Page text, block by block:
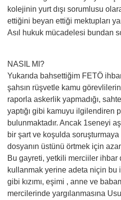
kolejinin yurt dışı sorumlusu
ettiğini beyan ettiği mektupları
Asıl hukuk mücadelesi bundan
NASIL MI?
Yukarıda bahsettiğim FETÖ
şahsın rüşvetle kamu
raporla askerlik yapmadığı,
yaptığı gibi kamuyu ilgilendiren
bulunmaktadır. Ancak 1seneyi
bir şart ve koşulda soruşturmaya
dosyanın üstünü örtmek için
Bu gayreti, yetkili merciiler ihbar
kullanmak yerine adeta niçin bu
gibi kızımı, eşimi , anne ve
mercilerinde yargılanmasına